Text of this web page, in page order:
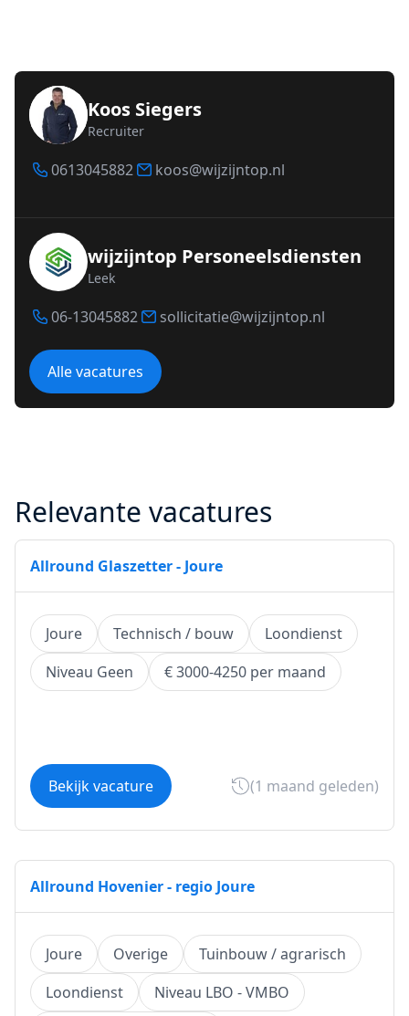
Koos Siegers
Recruiter
0613045882 koos@wijzijntop.nl
wijzijntop Personeelsdiensten
Leek
06-13045882 sollicitatie@wijzijntop.nl
Alle vacatures
Relevante vacatures
Allround Glaszetter - Joure
Joure Technisch / bouw
Loondienst
Niveau Geen
€ 3000-4250 per maand
Bekijk vacature (1 maand geleden)
Allround Hovenier - regio Joure
Joure Overige
Tuinbouw / agrarisch
Loondienst
Niveau LBO - VMBO